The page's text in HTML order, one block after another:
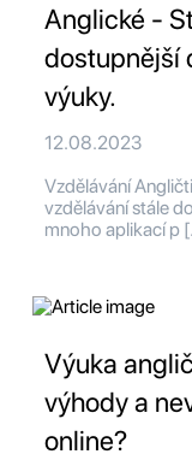
Anglické -
dostupnější
výuky.
12.08.2023
Vzdělávání
vzdělávání stále
mnoho aplikací p
Výuka
výhody a
online?